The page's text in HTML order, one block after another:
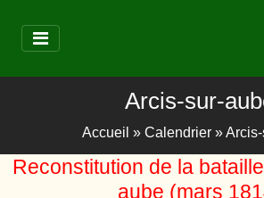
Arcis-sur-
Accueil » Calendrier»
Reconstitution de la
aube (mars